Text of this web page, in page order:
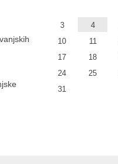
3
4
10
11
17
18
24
25
31